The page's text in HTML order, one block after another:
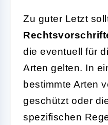
Zu guter Letzt
die eventuell für
Arten gelten. In
bestimmte Arten
geschützt oder
spezifischen